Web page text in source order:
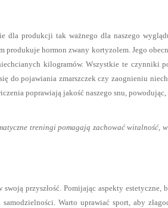
dla produkcji tak ważnego dla naszego
produkuje hormon zwany kortyzolem. Jego
kilogramów. Wszystkie te czynniki
do pojawiania zmarszczek czy zaognieniu
poprawiają jakość naszego snu,
treningi pomagają zachować witalność,
przyszłość. Pomijając aspekty
Warto uprawiać sport, aby